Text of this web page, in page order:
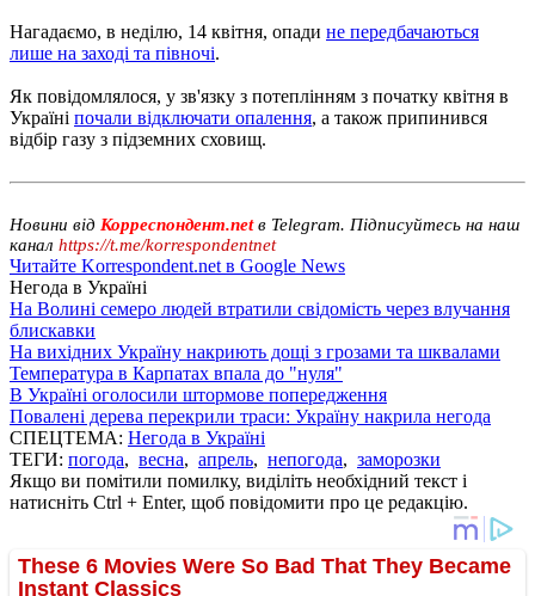
Нагадаємо, в неділю, 14 квітня, опади не передбачаються
лише на заході та півночі.
Як повідомлялося, у зв'язку з потеплінням з початку квітня в
Україні почали відключати опалення, а також припинився
відбір газу з підземних сховищ.
Новини від Корреспондент.netв Telegram. Підписуйтесь на наш
канал https://t.me/korrespondentnet
Читайте Korrespondent.net в Google News
Негода в Україні
На Волині семеро людей втратили свідомість через влучання
блискавки
На вихідних Україну накриють дощі з грозами та шквалами
Температура в Карпатах впала до "нуля"
В Україні оголосили штормове попередження
Повалені дерева перекрили траси: Україну накрила негода
СПЕЦТЕМА: Негода в Україні
ТЕГИ: погода, весна, апрель, непогода, заморозки
Якщо ви помітили помилку, виділіть необхідний текст і
натисніть Ctrl + Enter, щоб повідомити про це редакцію.